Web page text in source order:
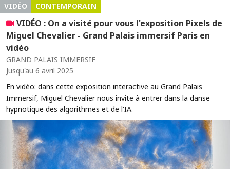
VIDÉO CONTEMPORAIN
VIDÉO : On a visité pour vous l'exposition Pixels de
Miguel Chevalier - Grand Palais immersif Paris en
vidéo
GRAND PALAIS IMMERSIF
Jusqu'au 6 avril 2025
En vidéo: dans cette exposition interactive au Grand Palais
Immersif, Miguel Chevalier nous invite à entrer dans la danse
hypnotique des algorithmes et de l'IA.